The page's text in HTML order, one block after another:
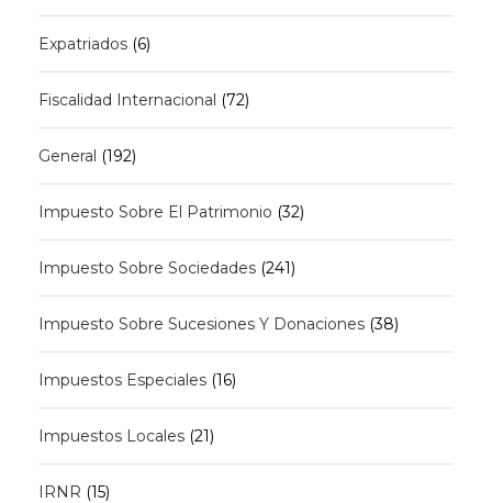
Expatriados (6)
Fiscalidad Internacional (72)
General (192)
Impuesto Sobre El Patrimonio (32)
Impuesto Sobre Sociedades (241)
Impuesto Sobre Sucesiones Y Donaciones (38)
Impuestos Especiales (16)
Impuestos Locales (21)
IRNR (15)